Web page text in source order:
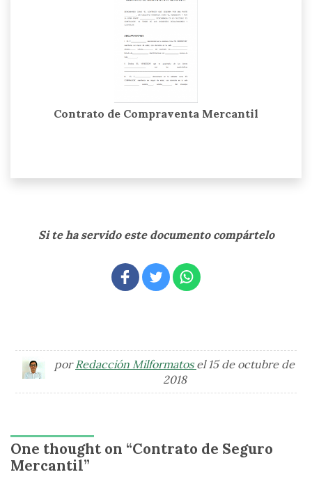
Contrato de Compraventa Mercantil
Si te ha servido este documento compártelo
porRedacción Milformatos el 15 de octubre de
2018
One thought on “Contrato de Seguro
Mercantil”